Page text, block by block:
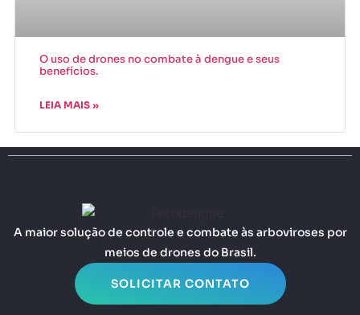
O uso de drones no combate à dengue e seus
benefícios.
LEIA MAIS »
A maior solução de controle e combate às arboviroses por
meios de drones do Brasil.
SOLICITAR CONTATO